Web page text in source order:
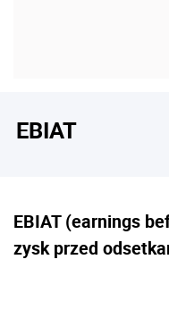
EBIAT
EBIAT (earnings
zysk przed